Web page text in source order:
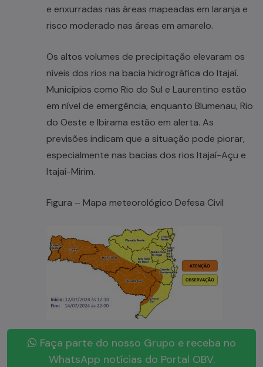
e enxurradas nas áreas mapeadas em laranja e
risco moderado nas áreas em amarelo.
Os altos volumes de precipitação elevaram os
níveis dos rios na bacia hidrográfica do Itajaí.
Municípios como Rio do Sul e Laurentino estão
em nível de emergência, enquanto Blumenau, Rio
do Oeste e Ibirama estão em alerta. As
previsões indicam que a situação pode piorar,
especialmente nas bacias dos rios Itajaí-Açu e
Itajaí-Mirim.
Figura – Mapa meteorológico Defesa Civil
Faça parte do nosso Grupo e receba no
WhatsApp notícias do Portal OBV.